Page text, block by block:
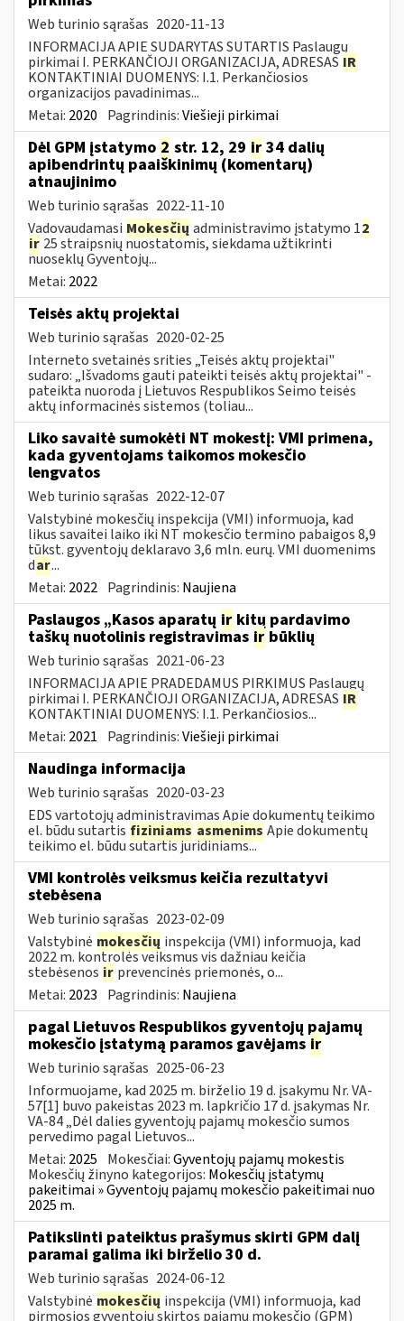
Web turinio sąrašas 2020-11-13
INFORMACIJA APIE SUDARYTAS SUTARTIS Paslaugų
pirkimai I. PERKANČIOJI ORGANIZACIJA, ADRESAS IR
KONTAKTINIAI DUOMENYS: I.1. Perkančiosios
organizacijos pavadinimas...
Metai: 2020 Pagrindinis:Viešieji pirkimai
Dėl GPM įstatymo 2 str. 12, 29 ir 34 dalių
apibendrintų paaiškinimų (komentarų)
atnaujinimo
Web turinio sąrašas 2022-11-10
Vadovaudamasi Mokesčių administravimo įstatymo 12
ir 25 straipsnių nuostatomis, siekdama užtikrinti
nuoseklų Gyventojų...
Metai: 2022
Teisės aktų projektai
Web turinio sąrašas 2020-02-25
Interneto svetainės srities „Teisės aktų projektai"
sudaro: „Išvadoms gauti pateikti teisės aktų projektai" -
pateikta nuoroda į Lietuvos Respublikos Seimo teisės
aktų informacinės sistemos (toliau...
Liko savaitė sumokėti NT mokestį: VMI primena,
kada gyventojams taikomos mokesčio
lengvatos
Web turinio sąrašas 2022-12-07
Valstybinė mokesčių inspekcija (VMI) informuoja, kad
likus savaitei laiko iki NT mokesčio termino pabaigos 8,9
tūkst. gyventojų deklaravo 3,6 mln. eurų. VMI duomenims
dar...
Metai: 2022 Pagrindinis: Naujiena
Paslaugos „Kasos aparatų ir kitų pardavimo
taškų nuotolinis registravimas ir būklių
Web turinio sąrašas 2021-06-23
INFORMACIJA APIE PRADEDAMUS PIRKIMUS Paslaugų
pirkimai I. PERKANČIOJI ORGANIZACIJA, ADRESAS IR
KONTAKTINIAI DUOMENYS: I.1. Perkančiosios...
Metai: 2021 Pagrindinis:Viešieji pirkimai
Naudinga informacija
Web turinio sąrašas 2020-03-23
EDS vartotojų administravimas Apie dokumentų teikimo
el. būdu sutartis fiziniams asmenims Apie dokumentų
teikimo el. būdu sutartis juridiniams...
VMI kontrolės veiksmus keičia rezultatyvi
stebėsena
Web turinio sąrašas 2023-02-09
Valstybinė mokesčių inspekcija (VMI) informuoja, kad
2022 m. kontrolės veiksmus vis dažniau keičia
stebėsenos ir prevencinės priemonės, o...
Metai: 2023 Pagrindinis: Naujiena
pagal Lietuvos Respublikos gyventojų pajamų
mokesčio įstatymą paramos gavėjams ir
Web turinio sąrašas 2025-06-23
Informuojame, kad 2025 m. birželio 19 d. įsakymu Nr. VA-
57[1] buvo pakeistas 2023 m. lapkričio 17 d. įsakymas Nr.
VA-84 „Dėl dalies gyventojų pajamų mokesčio sumos
pervedimo pagal Lietuvos...
Metai: 2025 Mokesčiai:Gyventojų pajamų mokestis
Mokesčių žinyno kategorijos: Mokesčių įstatymų
pakeitimai » Gyventojų pajamų mokesčio pakeitimai nuo
2025 m.
Patikslinti pateiktus prašymus skirti GPM dalį
paramai galima iki birželio 30 d.
Web turinio sąrašas 2024-06-12
Valstybinė mokesčių inspekcija (VMI) informuoja, kad
pirmosios gyventojų skirtos pajamų mokesčio (GPM)